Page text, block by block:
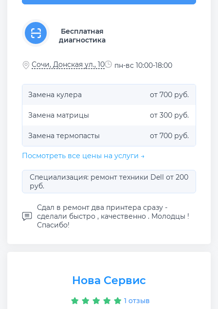
Бесплатная
диагностика
Сочи, Донская ул., 10 пн-вс 10:00-18:00
Замена кулера от 700 руб.
Замена матрицы от 300 руб.
Замена термопасты от 700 руб.
Посмотреть все цены на услуги →
Специализация: ремонт техники Dell от 200
руб.
Сдал в ремонт два принтера сразу -
сделали быстро , качественно . Молодцы !
Спасибо!
Нова Сервис
1 отзыв